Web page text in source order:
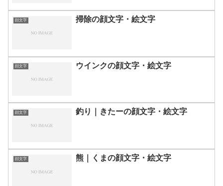
顔文字 掃除の顔文字・絵文字
顔文字 ウインクの顔文字・絵文字
顔文字 釣り｜きたーの顔文字・絵文字
顔文字 熊｜くまの顔文字・絵文字